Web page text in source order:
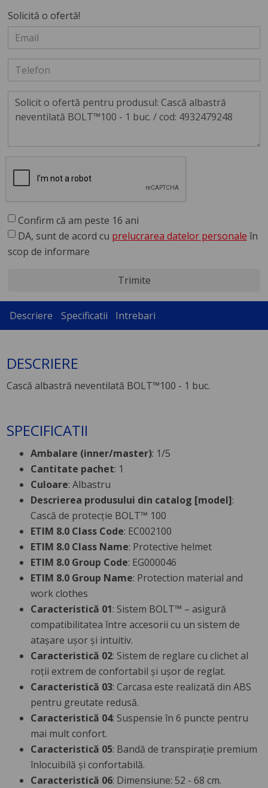
Solicită o ofertă!
Confirm că am peste 16 ani
DA, sunt de acord cu prelucrarea datelor personale în
scop de informare
Trimite
Descriere Specificatii Intrebari
DESCRIERE
Cască albastră neventilată BOLT™100 - 1 buc.
SPECIFICATII
Ambalare (inner/master): 1/5
Cantitate pachet: 1
Culoare: Albastru
Descrierea produsului din catalog [model]:
Cască de protecție BOLT™ 100
ETIM 8.0 Class Code: EC002100
ETIM 8.0 Class Name: Protective helmet
ETIM 8.0 Group Code: EG000046
ETIM 8.0 Group Name: Protection material and
work clothes
Caracteristică 01: Sistem BOLT™ – asigură
compatibilitatea între accesorii cu un sistem de
atașare ușor și intuitiv.
Caracteristică 02: Sistem de reglare cu clichet al
roții extrem de confortabil și ușor de reglat.
Caracteristică 03: Carcasa este realizată din ABS
pentru greutate redusă.
Caracteristică 04: Suspensie în 6 puncte pentru
mai mult confort.
Caracteristică 05: Bandă de transpirație premium
înlocuibilă și confortabilă.
Caracteristică 06: Dimensiune: 52 - 68 cm.